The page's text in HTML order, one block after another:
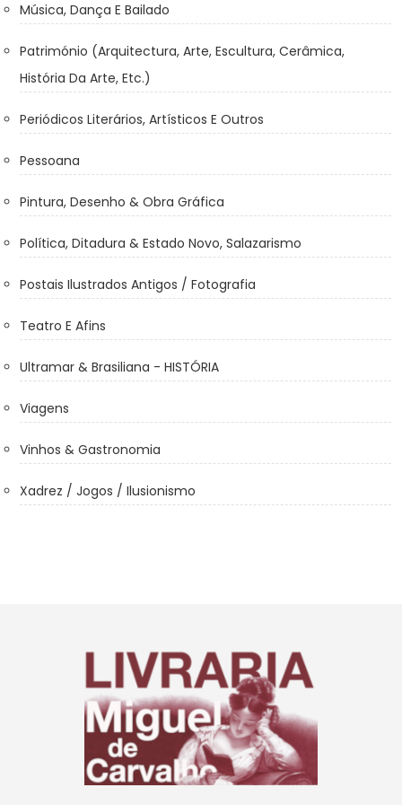
Música, Dança E Bailado
Património (Arquitectura, Arte, Escultura, Cerâmica,
História Da Arte, Etc.)
Periódicos Literários, Artísticos E Outros
Pessoana
Pintura, Desenho & Obra Gráfica
Política, Ditadura & Estado Novo, Salazarismo
Postais Ilustrados Antigos / Fotografia
Teatro E Afins
Ultramar & Brasiliana - HISTÓRIA
Viagens
Vinhos & Gastronomia
Xadrez / Jogos / Ilusionismo